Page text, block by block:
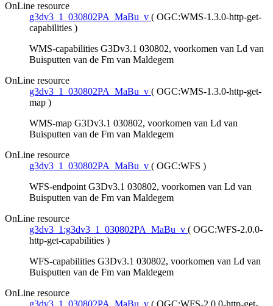
OnLine resource
g3dv3_1_030802PA_MaBu_v ( OGC:WMS-1.3.0-http-get-
capabilities )
WMS-capabilities G3Dv3.1 030802, voorkomen van Ld van
Buisputten van de Fm van Maldegem
OnLine resource
g3dv3_1_030802PA_MaBu_v ( OGC:WMS-1.3.0-http-get-
map )
WMS-map G3Dv3.1 030802, voorkomen van Ld van
Buisputten van de Fm van Maldegem
OnLine resource
g3dv3_1_030802PA_MaBu_v ( OGC:WFS )
WFS-endpoint G3Dv3.1 030802, voorkomen van Ld van
Buisputten van de Fm van Maldegem
OnLine resource
g3dv3_1:g3dv3_1_030802PA_MaBu_v ( OGC:WFS-2.0.0-
http-get-capabilities )
WFS-capabilities G3Dv3.1 030802, voorkomen van Ld van
Buisputten van de Fm van Maldegem
OnLine resource